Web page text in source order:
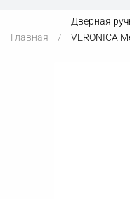
Главная
Дверная
VERONICA